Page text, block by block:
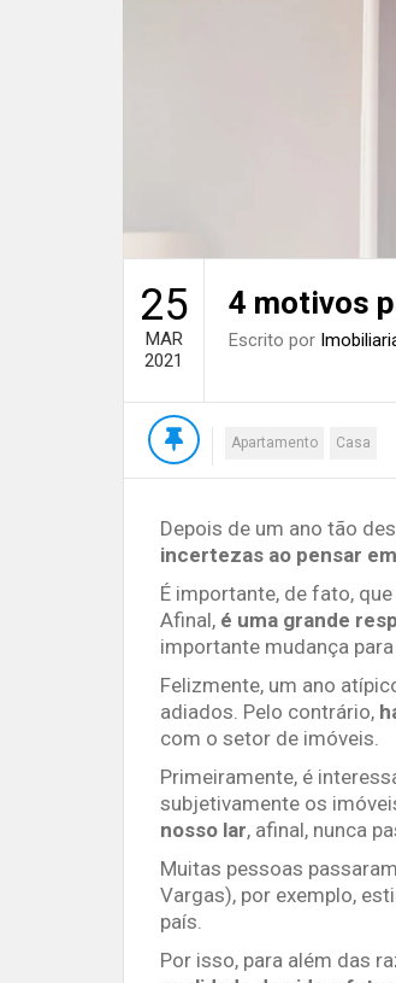
25
MAR
2021
4 motivos
Escrito por
Apartamento Casa
Depois de um ano tão
incertezas ao pensar
É importante, de fato,
Afinal, é uma grande
importante mudança
Felizmente, um ano
adiados. Pelo contrário,
com o setor de imóveis.
Primeiramente, é
subjetivamente os
nosso lar, afinal, nunca
Muitas pessoas
Vargas), por exemplo,
país.
Por isso, para além das